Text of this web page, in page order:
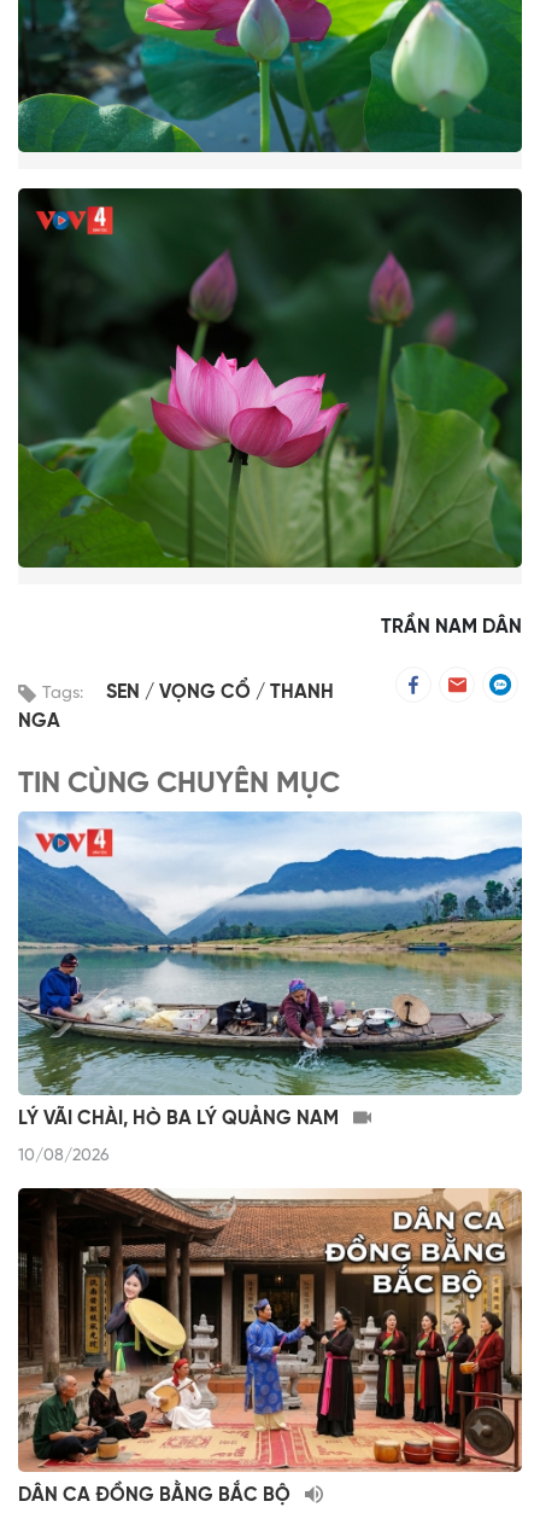
TRẦN NAM DÂN
Tags: SEN VỌNG CỔ
THANH
NGA
TIN CÙNG CHUYÊN MỤC
LÝ VÃI CHÀI, HÒ BA LÝ QUẢNG NAM
10/08/2026
DÂN CA ĐỒNG BẰNG BẮC BỘ